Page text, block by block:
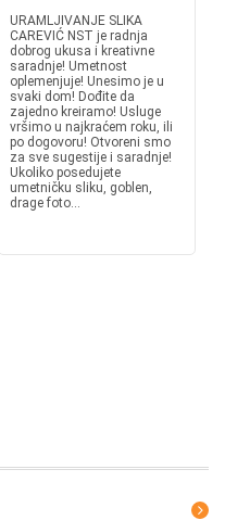
URAMLJIVANJE SLIKA
CAREVIĆ NST je radnja
dobrog ukusa i kreativne
saradnje! Umetnost
oplemenjuje! Unesimo je u
svaki dom! Dođite da
zajedno kreiramo! Usluge
vršimo u najkraćem roku, ili
po dogovoru! Otvoreni smo
za sve sugestije i saradnje!
Ukoliko posedujete
umetničku sliku, goblen,
drage foto...